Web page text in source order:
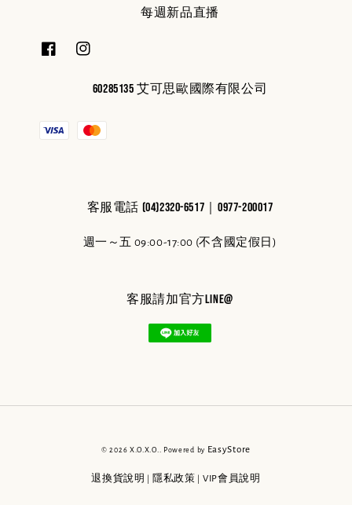
每週新品直播
60285135 艾可思歐國際有限公司
客服電話 (04)2320-6517｜0977-200017
週一～五 09:00-17:00 (不含國定假日)
客服請加官方line@
© 2026 X.O.X.O.. Powered by EasyStore
退換貨說明 隱私政策 VIP會員說明